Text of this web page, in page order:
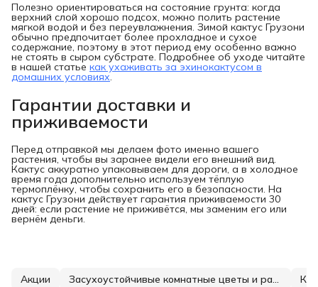
Полезно ориентироваться на состояние грунта: когда
верхний слой хорошо подсох, можно полить растение
мягкой водой и без переувлажнения. Зимой кактус Грузони
обычно предпочитает более прохладное и сухое
содержание, поэтому в этот период ему особенно важно
не стоять в сыром субстрате. Подробнее об уходе читайте
в нашей статье как ухаживать за эхинокактусом в
домашних условиях.
Гарантии доставки и
приживаемости
Перед отправкой мы делаем фото именно вашего
растения, чтобы вы заранее видели его внешний вид.
Кактус аккуратно упаковываем для дороги, а в холодное
время года дополнительно используем тёплую
термоплёнку, чтобы сохранить его в безопасности. На
кактус Грузони действует гарантия приживаемости 30
дней: если растение не приживётся, мы заменим его или
вернём деньги.
Акции Засухоустойчивые комнатные цветы и растения